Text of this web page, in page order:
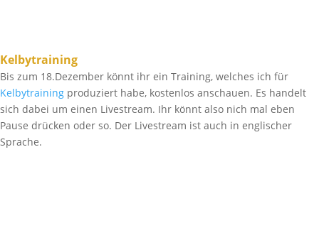
Kelbytraining
Bis zum 18.Dezember könnt ihr ein Training, welches ich für
Kelbytraining produziert habe, kostenlos anschauen. Es handelt
sich dabei um einen Livestream. Ihr könnt also nich mal eben
Pause drücken oder so. Der Livestream ist auch in englischer
Sprache.